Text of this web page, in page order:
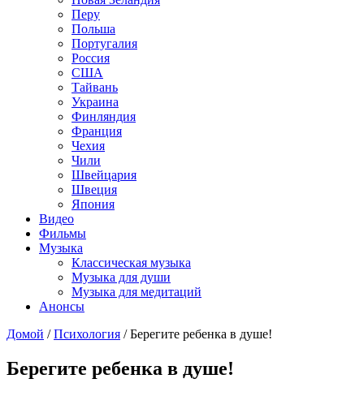
Перу
Польша
Португалия
Россия
США
Тайвань
Украина
Финляндия
Франция
Чехия
Чили
Швейцария
Швеция
Япония
Видео
Фильмы
Музыка
Классическая музыка
Музыка для души
Музыка для медитаций
Анонсы
Домой / Психология / Берегите ребенка в душе!
Берегите ребенка в душе!